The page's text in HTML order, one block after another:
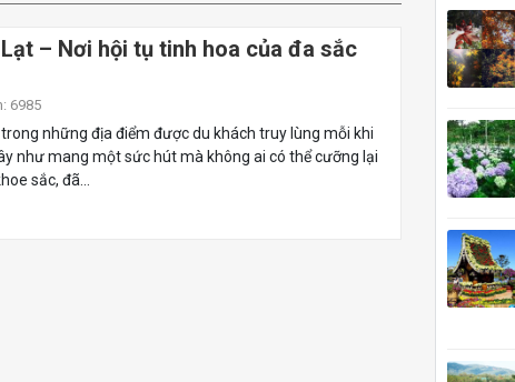
– Nơi hội tụ tinh hoa của đa sắc
6985
những địa điểm được du khách truy lùng mỗi khi
như mang một sức hút mà không ai có thể cưỡng lại
sắc, đã...